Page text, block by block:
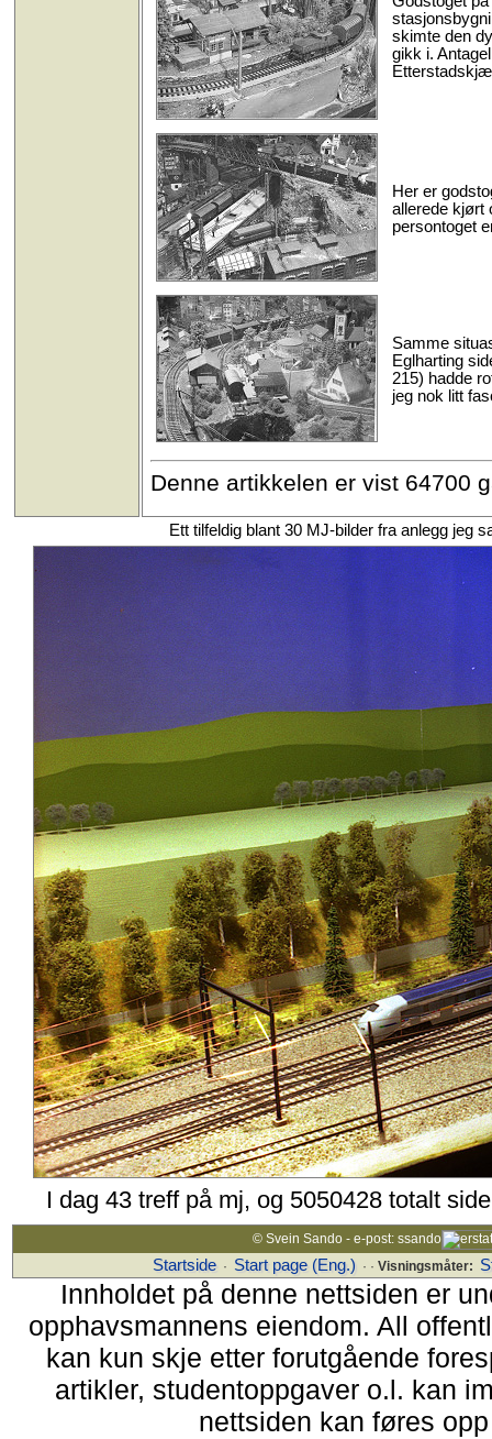
skimte den
gikk i.
Her er
allerede kjørt
persontoget
Samme
Eglharting
215) hadde
jeg nok litt
Denne artikkelen er vist 64700
Ett tilfeldig blant 30 MJ-bilder fra anlegg jeg
I dag 43 treff på mj, og 5050428 totalt
© Svein Sando - e-post: ssando
Startside · Start page (Eng.) · · Visningsmåter:
Innholdet på denne nettsiden er
opphavsmannens eiendom. All
kan kun skje etter forutgående
artikler, studentoppgaver o.l. kan
nettsiden kan føres